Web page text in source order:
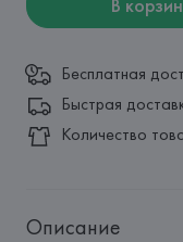
Бесплатная
Быстрая
Количество
Описание